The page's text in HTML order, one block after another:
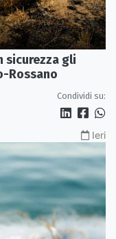
sicurezza gli
Rossano
Condividi su:
Ieri